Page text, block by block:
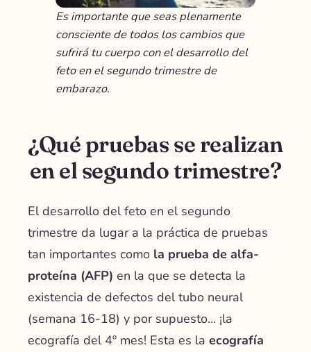
Es importante que seas plenamente
consciente de todos los cambios que
sufrirá tu cuerpo con el desarrollo del
feto en el segundo trimestre de
embarazo.
¿Qué pruebas se realizan
en el segundo trimestre?
El desarrollo del feto en el segundo
trimestre da lugar a la práctica de pruebas
tan importantes como la prueba de alfa-
proteína (AFP) en la que se detecta la
existencia de defectos del tubo neural
(semana 16-18) y por supuesto… ¡la
ecografía del 4º mes! Esta es la ecografía